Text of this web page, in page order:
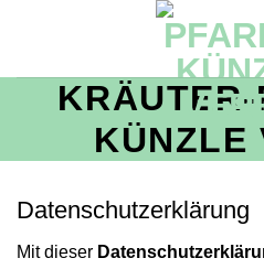
KÜNZLE
Daten­schutz­erklärung
Mit dieser